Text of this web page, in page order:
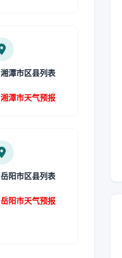
湘潭市区县列表
湘潭市天气预报
岳阳市区县列表
岳阳市天气预报